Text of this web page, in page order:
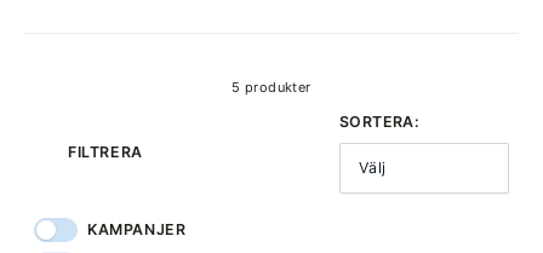
5 produkter
FILTRERA
SORTERA:
Välj
KAMPANJER